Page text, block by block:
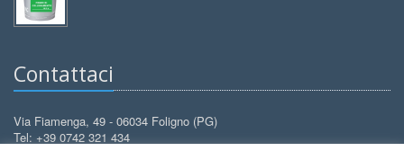
Contattaci
Via Fiamenga, 49 - 06034 Foligno (PG)
Tel: +39 0742 321 434